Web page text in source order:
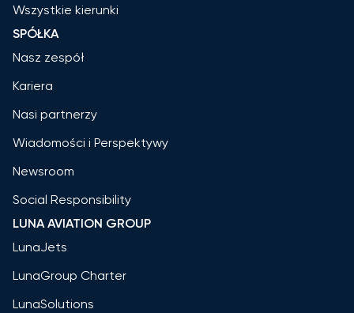
Wszystkie kierunki
SPÓŁKA
Nasz zespół
Kariera
Nasi partnerzy
Wiadomości i Perspektywy
Newsroom
Social Responsibility
LUNA AVIATION GROUP
LunaJets
LunaGroup Charter
LunaSolutions